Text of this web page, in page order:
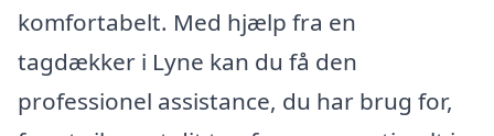
komfortabelt. Med hjælp fra en
tagdækker i Lyne kan du få den
professionel assistance, du har brug for,